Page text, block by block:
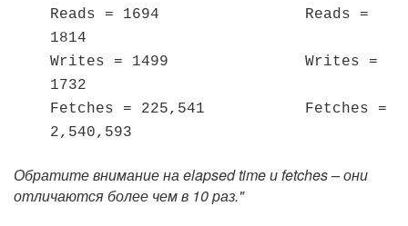
Reads = 1694 Reads =
1814
Writes = 1499 Writes =
1732
Fetches = 225,541 Fetches =
2,540,593
Обратите внимание на elapsed time и fetches – они
отличаются более чем в 10 раз."